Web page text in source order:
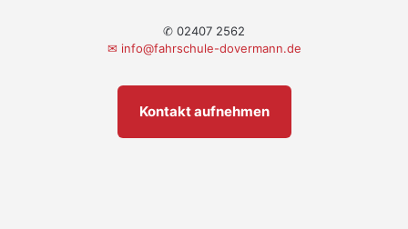
✆ 02407 2562
✉ info@fahrschule-dovermann.de
Kontakt aufnehmen